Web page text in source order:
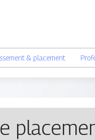
& placement